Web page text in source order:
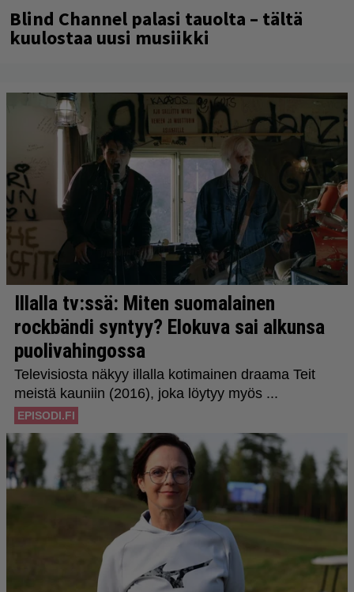
Blind Channel palasi tauolta – tältä
kuulostaa uusi musiikki